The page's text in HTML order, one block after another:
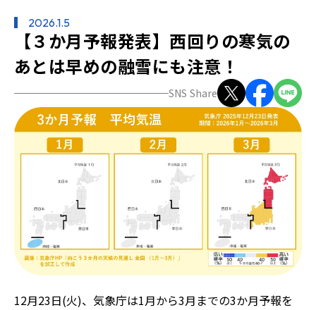
すべて
ZEROSAI X-AI
羅針盤PLUS
デジクラゲ
気象お役立ち情報
技術提案
お知らせ
閉じる
2026.1.5
【３か月予報発表】西回りの寒気の
あとは早めの融雪にも注意！
SNS Share
12月23日(火)、気象庁は1月から3月までの3か月予報を